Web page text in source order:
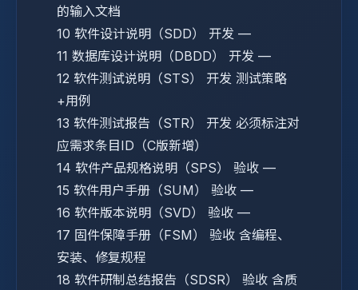
的输入文档
10 软件设计说明（SDD） 开发 —
11 数据库设计说明（DBDD） 开发 —
12 软件测试说明（STS） 开发 测试策略
+用例
13 软件测试报告（STR） 开发 必须标注对
应需求条目ID（C版新增）
14 软件产品规格说明（SPS） 验收 —
15 软件用户手册（SUM） 验收 —
16 软件版本说明（SVD） 验收 —
17 固件保障手册（FSM） 验收 含编程、
安装、修复规程
18 软件研制总结报告（SDSR） 验收 含质